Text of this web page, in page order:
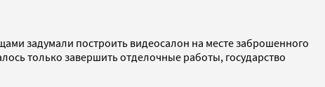
задумали построить видеосалон на месте заброшенного
только завершить отделочные работы, государство